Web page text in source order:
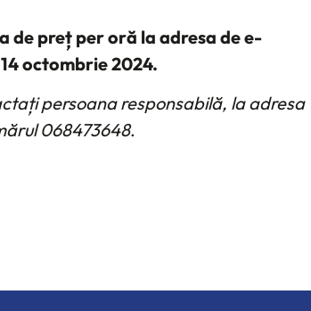
preț per oră la adresa de e-
octombrie 2024.
persoana responsabilă, la adresa
068473648.